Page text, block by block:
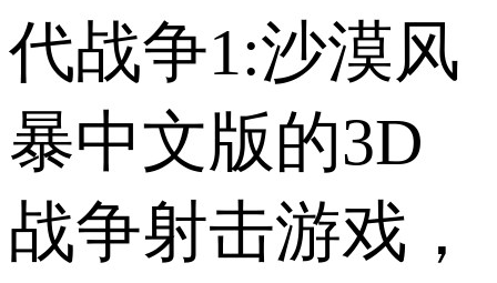
代战争1:沙漠风
暴中文版的3D
战争射击游戏，